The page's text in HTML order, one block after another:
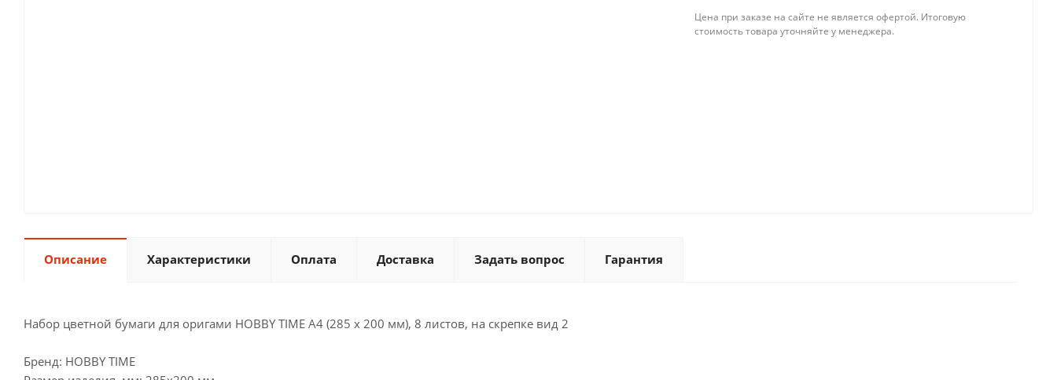
Цена при заказе на сайте не является офертой. Итоговую
стоимость товара уточняйте у менеджера.
Описание Характеристики Оплата Доставка Задать вопрос Гарантия
Набор цветной бумаги для оригами HOBBY TIME А4 (285 х 200 мм), 8 листов, на скрепке вид 2
Бренд: HOBBY TIME